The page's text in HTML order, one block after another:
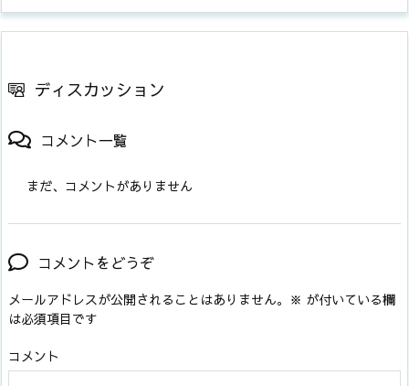
ディスカッション
コメント一覧
まだ、コメントがありません
コメントをどうぞ
メールアドレスが公開されることはありません。 ※ が付いている欄
は必須項目です
コメント